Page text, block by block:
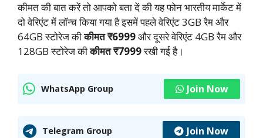
कीमत की बात करें तो आपको बता दें की यह फोन भारतीय मार्केट में
दो वेरिएंट में लॉन्च किया गया है इसमें पहले वेरिएंट 3GB रैम और
64GB स्टोरेज कीकीमत ₹6999और दूसरे वेरिएंट 4GB रैम और
128GB स्टोरेज कीकीमत ₹7999रखी गई है।
WhatsApp Group Join Now
Telegram Group Join Now